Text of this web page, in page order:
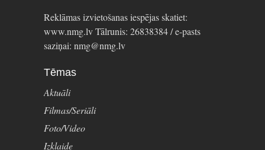
Reklāmas izvietošanas iespējas skatiet:
www.nmg.lv Tālrunis: 26838384 / e-pasts
saziņai: nmg@nmg.lv
Tēmas
Aktuāli
Filmas/Seriāli
Foto/Video
Izklaide